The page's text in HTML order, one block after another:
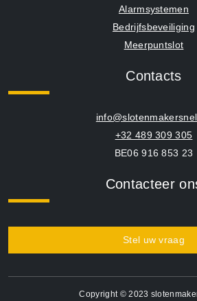
Alarmsystemen
Bedrijfsbeveiliging
Meerpuntslot
Contacts
+32 489 309 305
BE06 916 853 23
Contacteer
Stel uw vraag
Copyright © 2023